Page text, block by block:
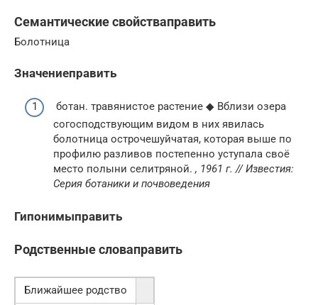
Семантические свойстваправить
Болотница
Значениеправить
ботан. травянистое растение ◆ Вблизи озера
согосподствующим видом в них явилась
болотница острочешуйчатая, которая выше по
профилю разливов постепенно уступала своё
место полыни селитряной. , 1961 г. // Известия:
Серия ботаники и почвоведения
Гипонимыправить
Родственные словаправить
Ближайшее родство